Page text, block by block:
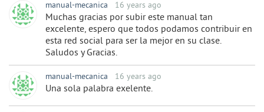
manual-mecanica 16 years ago
Muchas gracias por subir este manual tan
excelente, espero que todos podamos contribuir en
esta red social para ser la mejor en su clase.
Saludos y Gracias.
manual-mecanica 16 years ago
Una sola palabra exelente.